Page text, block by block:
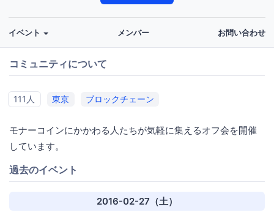
イベント メンバー お問い合わせ
コミュニティについて
111人 東京 ブロックチェーン
モナーコインにかかわる人たちが気軽に集えるオフ会を開催
しています。
過去のイベント
2016-02-27（土）